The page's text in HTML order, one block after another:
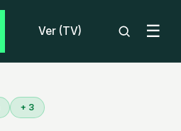
Ver (TV) ☰
+ 3